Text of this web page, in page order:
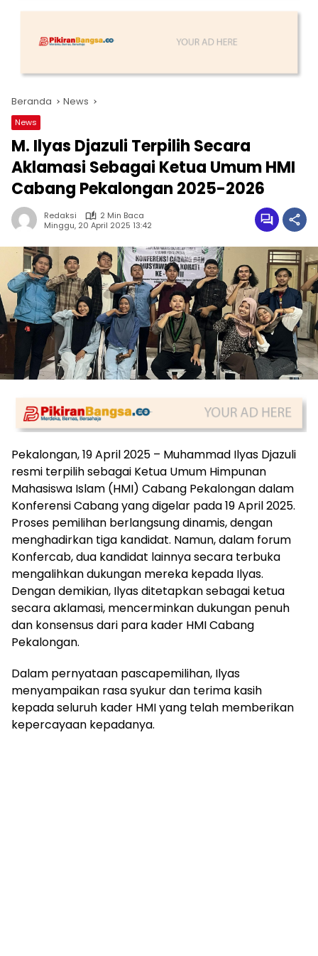
Beranda News
News
M. Ilyas Djazuli Terpilih Secara
Aklamasi Sebagai Ketua Umum HMI
Cabang Pekalongan 2025-2026
Redaksi
2 Min Baca
Minggu, 20 April 2025 13:42
Pekalongan, 19 April 2025 – Muhammad Ilyas Djazuli
resmi terpilih sebagai Ketua Umum Himpunan
Mahasiswa Islam (HMI) Cabang Pekalongan dalam
Konferensi Cabang yang digelar pada 19 April 2025.
Proses pemilihan berlangsung dinamis, dengan
menghadirkan tiga kandidat. Namun, dalam forum
Konfercab, dua kandidat lainnya secara terbuka
mengalihkan dukungan mereka kepada Ilyas.
Dengan demikian, Ilyas ditetapkan sebagai ketua
secara aklamasi, mencerminkan dukungan penuh
dan konsensus dari para kader HMI Cabang
Pekalongan.
Dalam pernyataan pascapemilihan, Ilyas
menyampaikan rasa syukur dan terima kasih
kepada seluruh kader HMI yang telah memberikan
kepercayaan kepadanya.